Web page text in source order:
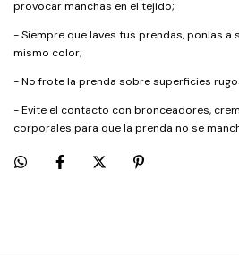
provocar manchas en el tejido;
- Siempre que laves tus prendas, ponlas a
mismo color;
- No frote la prenda sobre superficies
- Evite el contacto con bronceadores,
corporales para que la prenda no se